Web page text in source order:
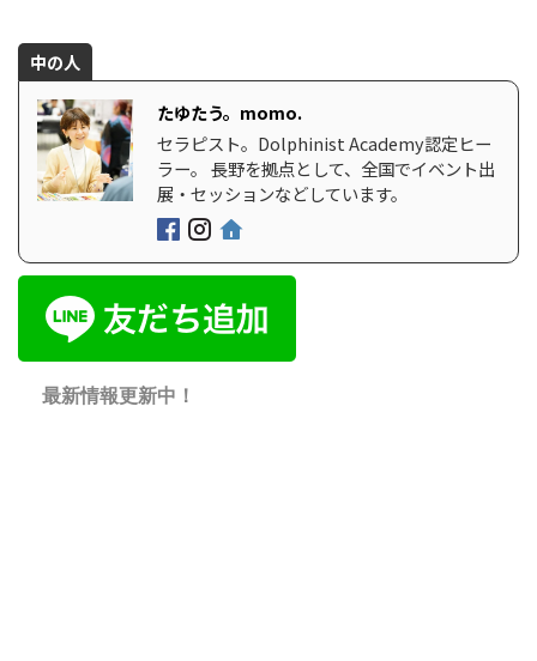
中の人
たゆたう。momo.
セラピスト。Dolphinist Academy認定ヒー
ラー。 長野を拠点として、全国でイベント出
展・セッションなどしています。
最新情報更新中！